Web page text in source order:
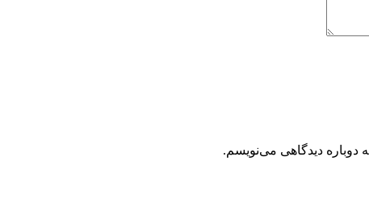
دوباره دیدگاهی می‌نویسم.